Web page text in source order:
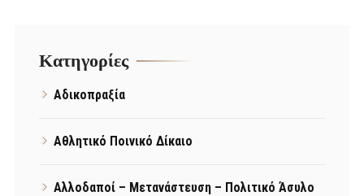
Kατηγορίες
Αδικοπραξία
Αθλητικό Ποινικό Δίκαιο
Αλλοδαποί – Μετανάστευση – Πολιτικό Άσυλο